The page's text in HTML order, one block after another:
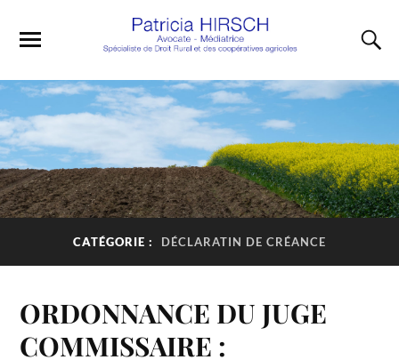
CATÉGORIE : DÉCLARATIN DE CRÉANCE
ORDONNANCE DU JUGE
COMMISSAIRE :